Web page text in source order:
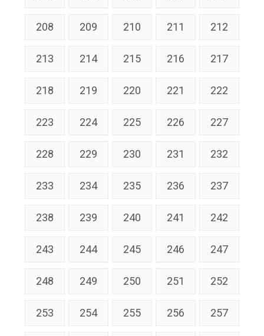
208 209 210 211 212
213 214 215 216 217
218 219 220 221 222
223 224 225 226 227
228 229 230 231 232
233 234 235 236 237
238 239 240 241 242
243 244 245 246 247
248 249 250 251 252
253 254 255 256 257